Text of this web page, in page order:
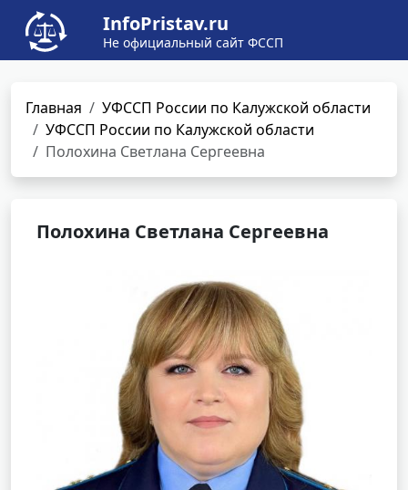
InfoPristav.ru
Не официальный сайт ФССП
Главная
УФССП России по Калужской области
УФССП России по Калужской области
Полохина Светлана Сергеевна
Полохина Светлана Сергеевна